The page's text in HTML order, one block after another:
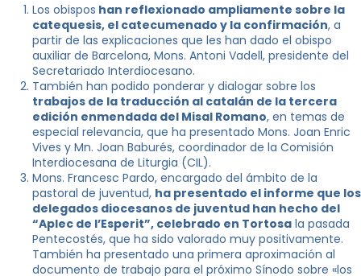
Los obispos han reflexionado ampliamente sobre la
catequesis, el catecumenado y la confirmación, a
partir de las explicaciones que les han dado el obispo
auxiliar de Barcelona, Mons. Antoni Vadell, presidente del
Secretariado Interdiocesano.
También han podido ponderar y dialogar sobre los
trabajos de la traducción al catalán de la tercera
edición enmendada del Misal Romano, en temas de
especial relevancia, que ha presentado Mons. Joan Enric
Vives y Mn. Joan Baburés, coordinador de la Comisión
Interdiocesana de Liturgia (CIL).
Mons. Francesc Pardo, encargado del ámbito de la
pastoral de juventud, ha presentado el informe que los
delegados diocesanos de juventud han hecho del
“Aplec de l’Esperit”, celebrado en Tortosa la pasada
Pentecostés, que ha sido valorado muy positivamente.
También ha presentado una primera aproximación al
documento de trabajo para el próximo Sínodo sobre «los